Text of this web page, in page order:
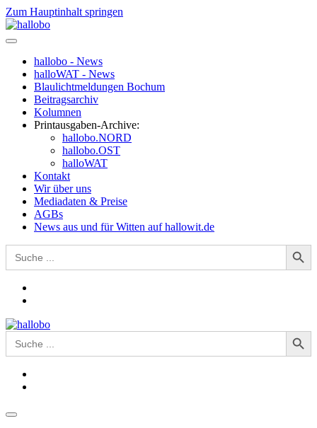
Zum Hauptinhalt springen
hallobo - News
halloWAT - News
Blaulichtmeldungen Bochum
Beitragsarchiv
Kolumnen
Printausgaben-Archive:
hallobo.NORD
hallobo.OST
halloWAT
Kontakt
Wir über uns
Mediadaten & Preise
AGBs
News aus und für Witten auf hallowit.de
Search
for:
Search Button
Search
for:
Search Button